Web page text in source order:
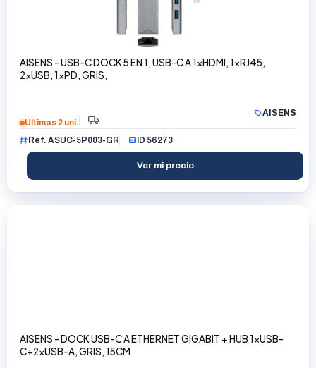
AISENS - USB-C DOCK 5 EN 1, USB-C A 1xHDMI, 1xRJ45,
2xUSB, 1xPD, GRIS,
AISENS
Últimas 2 uni.
Ref. ASUC-5P003-GR
ID 56273
Ver mi precio
AISENS - DOCK USB-C A ETHERNET GIGABIT + HUB 1xUSB-
C+2xUSB-A, GRIS, 15CM